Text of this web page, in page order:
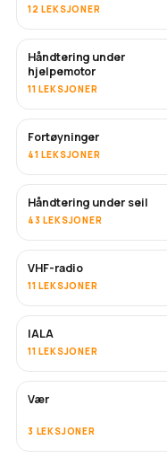
12 LEKSJONER
Håndtering under
hjelpemotor
11 LEKSJONER
Fortøyninger
41 LEKSJONER
Håndtering under seil
43 LEKSJONER
VHF-radio
11 LEKSJONER
IALA
11 LEKSJONER
Vær
3 LEKSJONER